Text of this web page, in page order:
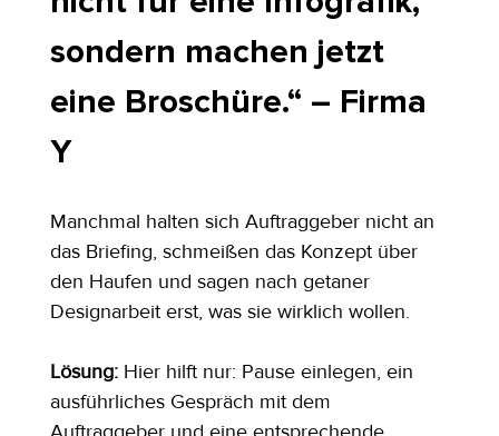
sondern machen jetzt
eine Broschüre.“ – Firma
Y
Manchmal halten sich Auftraggeber nicht an
das Briefing, schmeißen das Konzept über
den Haufen und sagen nach getaner
Designarbeit erst, was sie wirklich wollen.
Lösung: Hier hilft nur: Pause einlegen, ein
ausführliches Gespräch mit dem